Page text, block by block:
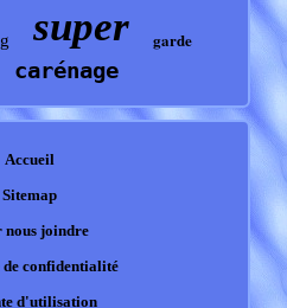
super garde
carénage
Accueil
Sitemap
nous joindre
confidentialité
d'utilisation